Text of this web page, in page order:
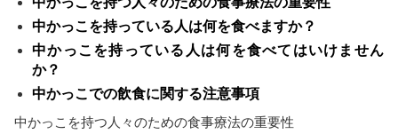
中かっこを持っている人は何を食べますか？
中かっこを持っている人は何を食べてはいけません
か？
中かっこでの飲食に関する注意事項
中かっこを持つ人々のための食事療法の重要性